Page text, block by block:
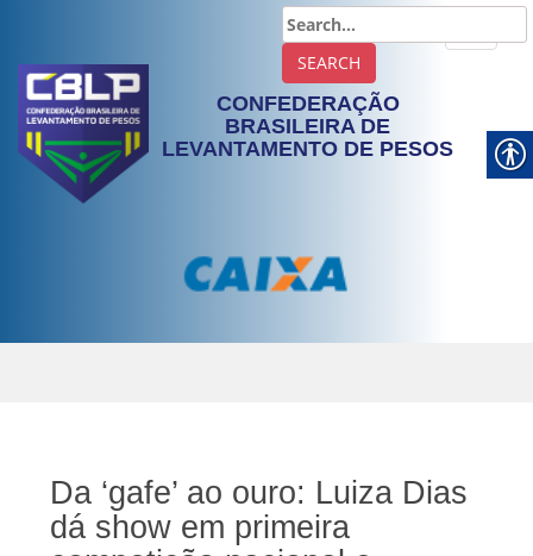
CONFEDERAÇÃO
BRASILEIRA DE
LEVANTAMENTO DE PESOS
Da ‘gafe’ ao ouro: Luiza Dias
dá show em primeira